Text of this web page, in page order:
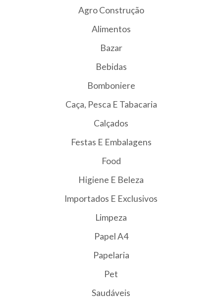
Agro Construção
Alimentos
Bazar
Bebidas
Bomboniere
Caça, Pesca E Tabacaria
Calçados
Festas E Embalagens
Food
Higiene E Beleza
Importados E Exclusivos
Limpeza
Papel A4
Papelaria
Pet
Saudáveis